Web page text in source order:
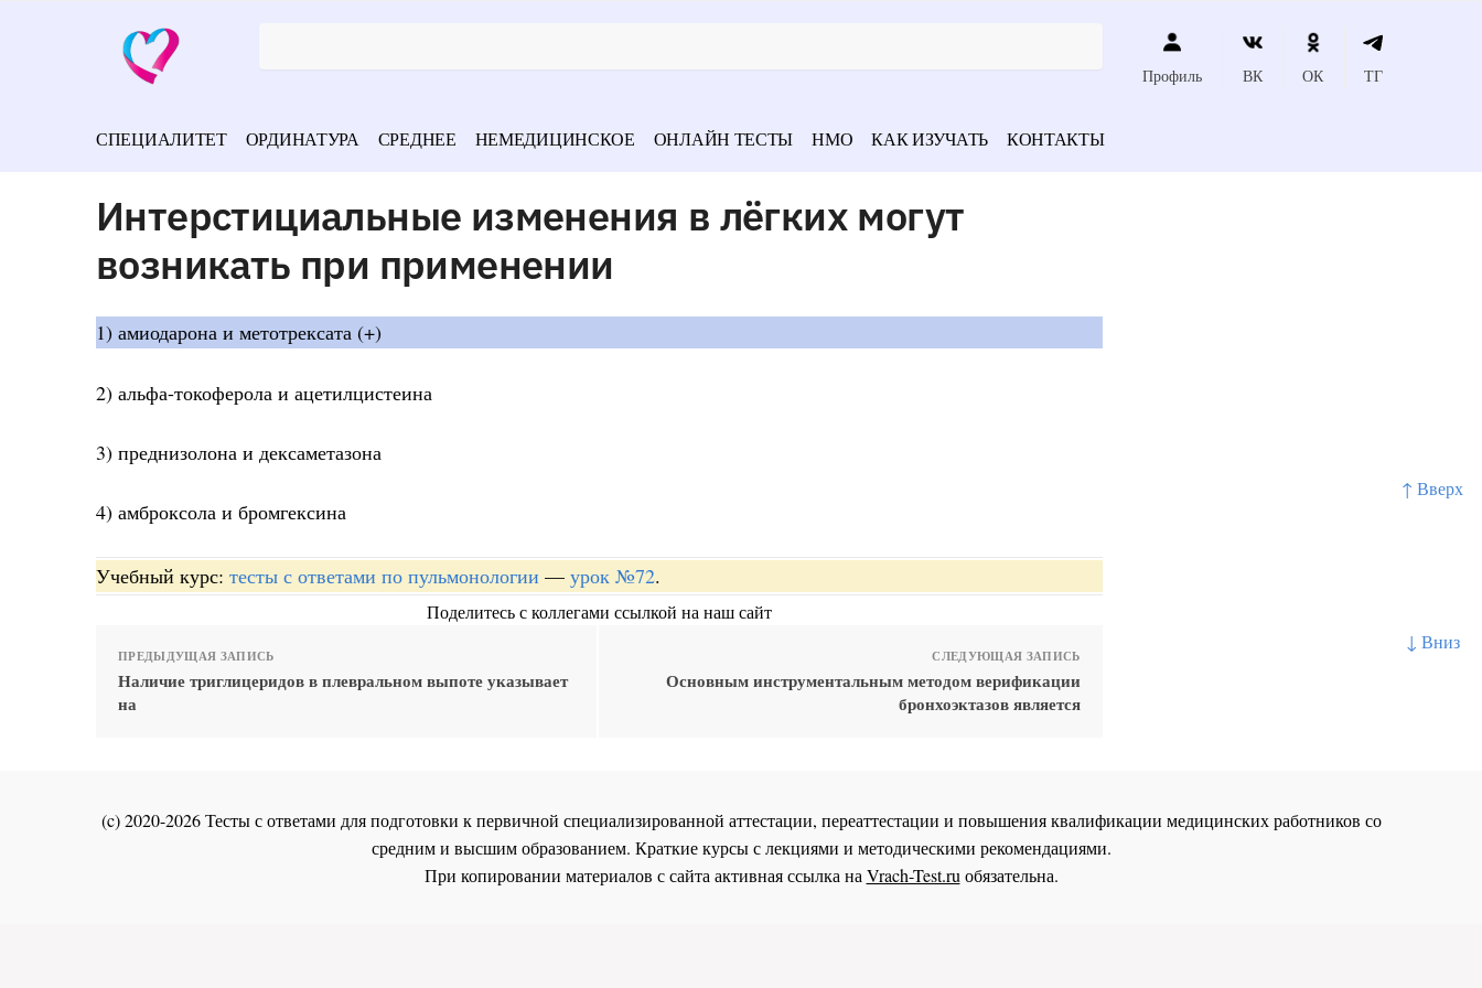
↑ Вверх
↓ Вниз
Профиль ВК ОК ТГ
СПЕЦИАЛИТЕТ ОРДИНАТУРА СРЕДНЕЕ НЕМЕДИЦИНСКОЕ ОНЛАЙН ТЕСТЫ НМО КАК ИЗУЧАТЬ КОНТАКТЫ
Интерстициальные изменения в лёгких могут
возникать при применении
1) амиодарона и метотрексата (+)
2) альфа-токоферола и ацетилцистеина
3) преднизолона и дексаметазона
4) амброксола и бромгексина
Учебный курс: тесты с ответами по пульмонологии — урок №72.
Поделитесь с коллегами ссылкой на наш сайт
ПРЕДЫДУЩАЯ ЗАПИСЬ
Наличие триглицеридов в плевральном выпоте указывает
на
СЛЕДУЮЩАЯ ЗАПИСЬ
Основным инструментальным методом верификации
бронхоэктазов является
(c) 2020-2026 Тесты с ответами для подготовки к первичной специализированной аттестации, переаттестации и повышения квалификации медицинских работников со
средним и высшим образованием. Краткие курсы с лекциями и методическими рекомендациями.
При копировании материалов с сайта активная ссылка на Vrach-Test.ru обязательна.